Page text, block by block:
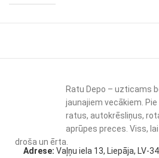
Ratu Depo – uzticams
jaunajiem vecākiem.
ratus, autokrēsliņus,
aprūpes preces. Viss,
droša un ērta.
Adrese: Vaļņu iela 13, Liepāja, LV-